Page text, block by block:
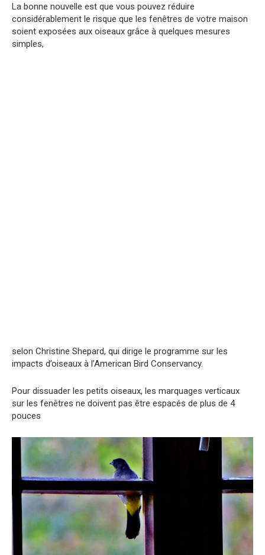
La bonne nouvelle est que vous pouvez réduire
considérablement le risque que les fenêtres de votre maison
soient exposées aux oiseaux grâce à quelques mesures
simples,
selon Christine Shepard, qui dirige le programme sur les
impacts d’oiseaux à l’American Bird Conservancy.
Pour dissuader les petits oiseaux, les marquages ​​verticaux
sur les fenêtres ne doivent pas être espacés de plus de 4
pouces